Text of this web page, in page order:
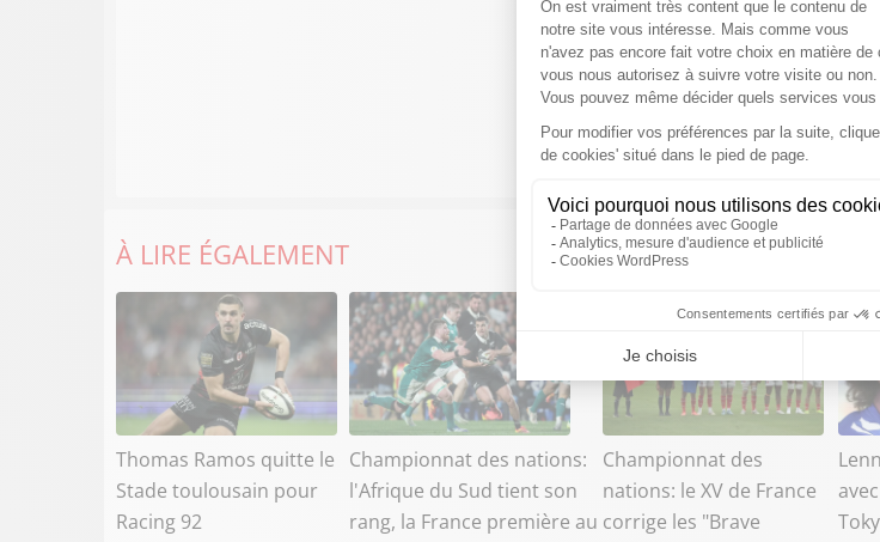
À LIRE ÉGALEMENT
Thomas Ramos quitte le
Stade toulousain pour
Racing 92
Championnat des nations:
l'Afrique du Sud tient son
rang, la France première au
Championnat des
nations: le XV de France
corrige les "Brave